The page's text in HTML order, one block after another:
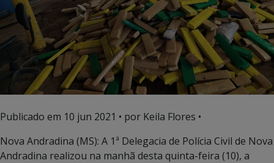
Publicado em 10 jun 2021 • por Keila Flores •
Nova Andradina (MS): A 1ª Delegacia de Polícia Civil de Nova
Andradina realizou na manhã desta quinta-feira (10), a